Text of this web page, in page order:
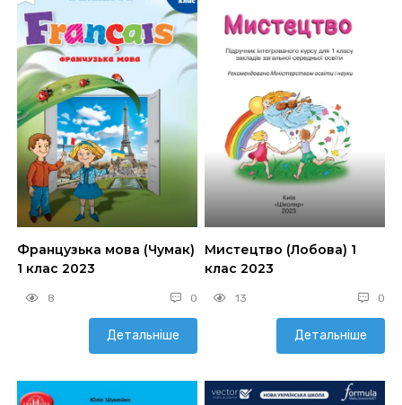
Французька мова (Чумак)
1 клас 2023
8 0
Детальніше
Мистецтво (Лобова) 1
клас 2023
13 0
Детальніше